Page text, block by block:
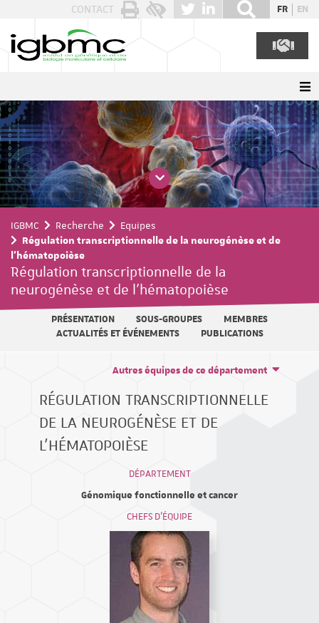
CONTACT FR EN
IGBMC Recherche
Equipes
Régulation transcriptionnelle de la neurogénèse et de
l'hématopoièse
Régulation transcriptionnelle de la
neurogénèse et de l'hématopoièse
PRÉSENTATION SOUS-GROUPES
MEMBRES
ACTUALITÉS ET ÉVÉNEMENTS
PUBLICATIONS
RÉGULATION TRANSCRIPTIONNELLE
DE LA NEUROGÉNÈSE ET DE
L'HÉMATOPOIÈSE
Autres équipes de ce département
DÉPARTEMENT
Génomique fonctionnelle et cancer
CHEFS D'ÉQUIPE
Panneau de gestion des cookies